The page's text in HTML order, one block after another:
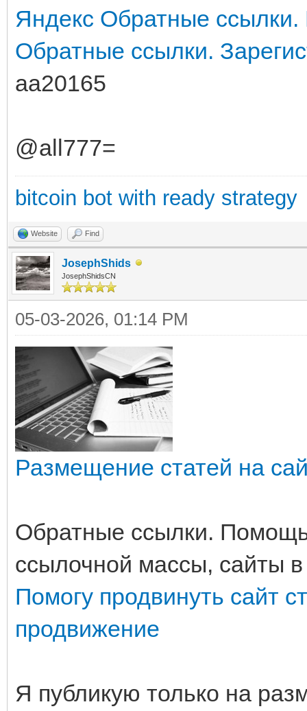
Яндекс Обратные
Обратные ссылки.
aa20165
@all777=
bitcoin bot with ready strategy
Website Find
JosephShids
JosephShidsCN
05-03-2026, 01:14 PM
Размещение статей на
Обратные ссылки.
ссылочной массы, сайты
Помогу продвинуть сайт
продвижение
Я публикую только на